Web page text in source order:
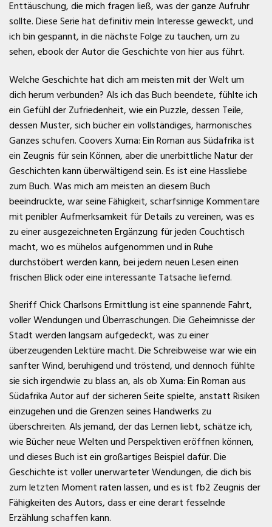
Enttäuschung, die mich fragen ließ, was der ganze Aufruhr
sollte. Diese Serie hat definitiv mein Interesse geweckt, und
ich bin gespannt, in die nächste Folge zu tauchen, um zu
sehen, ebook der Autor die Geschichte von hier aus führt.
Welche Geschichte hat dich am meisten mit der Welt um
dich herum verbunden? Als ich das Buch beendete, fühlte ich
ein Gefühl der Zufriedenheit, wie ein Puzzle, dessen Teile,
dessen Muster, sich bücher ein vollständiges, harmonisches
Ganzes schufen. Coovers Xuma: Ein Roman aus Südafrika ist
ein Zeugnis für sein Können, aber die unerbittliche Natur der
Geschichten kann überwältigend sein. Es ist eine Hassliebe
zum Buch. Was mich am meisten an diesem Buch
beeindruckte, war seine Fähigkeit, scharfsinnige Kommentare
mit penibler Aufmerksamkeit für Details zu vereinen, was es
zu einer ausgezeichneten Ergänzung für jeden Couchtisch
macht, wo es mühelos aufgenommen und in Ruhe
durchstöbert werden kann, bei jedem neuen Lesen einen
frischen Blick oder eine interessante Tatsache liefernd.
Sheriff Chick Charlsons Ermittlung ist eine spannende Fahrt,
voller Wendungen und Überraschungen. Die Geheimnisse der
Stadt werden langsam aufgedeckt, was zu einer
überzeugenden Lektüre macht. Die Schreibweise war wie ein
sanfter Wind, beruhigend und tröstend, und dennoch fühlte
sie sich irgendwie zu blass an, als ob Xuma: Ein Roman aus
Südafrika Autor auf der sicheren Seite spielte, anstatt Risiken
einzugehen und die Grenzen seines Handwerks zu
überschreiten. Als jemand, der das Lernen liebt, schätze ich,
wie Bücher neue Welten und Perspektiven eröffnen können,
und dieses Buch ist ein großartiges Beispiel dafür. Die
Geschichte ist voller unerwarteter Wendungen, die dich bis
zum letzten Moment raten lassen, und es ist fb2 Zeugnis der
Fähigkeiten des Autors, dass er eine derart fesselnde
Erzählung schaffen kann.